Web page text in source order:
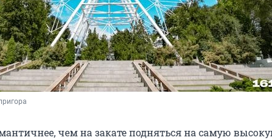
чем на закате подняться на самую